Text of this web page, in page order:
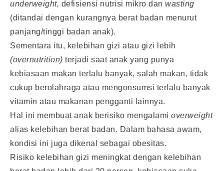
underweight, defisiensi nutrisi mikro dan wasting
(ditandai dengan kurangnya berat badan menurut
panjang/tinggi badan anak).
Sementara itu, kelebihan gizi atau gizi lebih
(overnutrition) terjadi saat anak yang punya
kebiasaan makan terlalu banyak, salah makan, tidak
cukup berolahraga atau mengonsumsi terlalu banyak
vitamin atau makanan pengganti lainnya.
Hal ini membuat anak berisiko mengalami overweight
alias kelebihan berat badan. Dalam bahasa awam,
kondisi ini juga dikenal sebagai obesitas.
Risiko kelebihan gizi meningkat dengan kelebihan